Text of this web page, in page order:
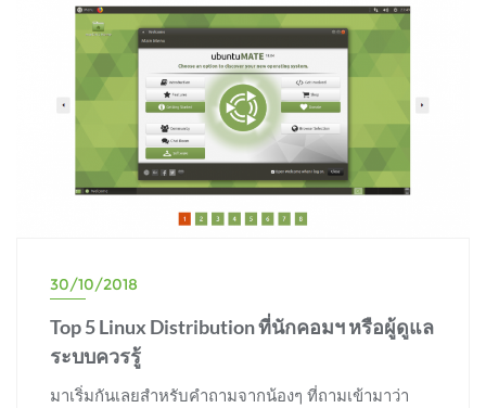
30/10/2018
Top 5 Linux Distribution ที่นักคอมฯ หรือผู้ดูแล
ระบบควรรู้
มาเริ่มกันเลยสำหรับคำถามจากน้องๆ ที่ถามเข้ามาว่า